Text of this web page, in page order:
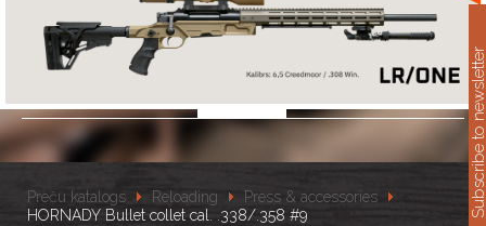
Preču katalogs Reloading
Press & accessories
HORNADY Bullet collet cal. .338/.358 #9
Subscribe